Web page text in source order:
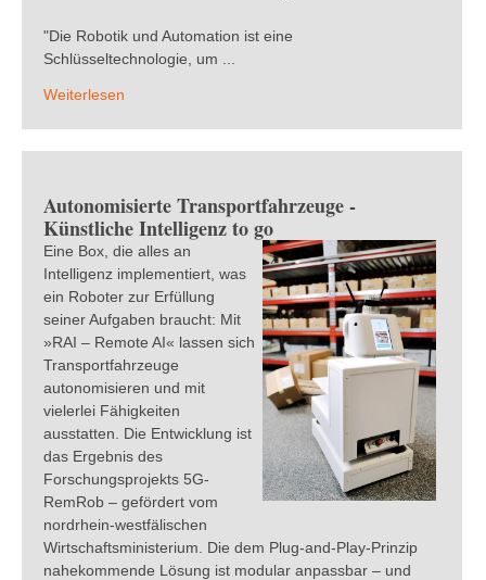
"Die Robotik und Automation ist eine
Schlüsseltechnologie, um ...
Weiterlesen
Autonomisierte Transportfahrzeuge -
Künstliche Intelligenz to go
Eine Box, die alles an
Intelligenz implementiert, was
ein Roboter zur Erfüllung
seiner Aufgaben braucht: Mit
»RAI – Remote AI« lassen sich
Transportfahrzeuge
autonomisieren und mit
vielerlei Fähigkeiten
ausstatten. Die Entwicklung ist
das Ergebnis des
Forschungsprojekts 5G-
RemRob – gefördert vom
nordrhein-westfälischen
Wirtschaftsministerium. Die dem Plug-and-Play-Prinzip
nahekommende Lösung ist modular anpassbar – und